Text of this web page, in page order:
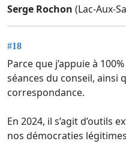
Serge Rochon (Lac-Aux-
#18
Parce que j’appuie à
séances du conseil, ainsi
correspondance.
En 2024, il s’agit
nos démocraties